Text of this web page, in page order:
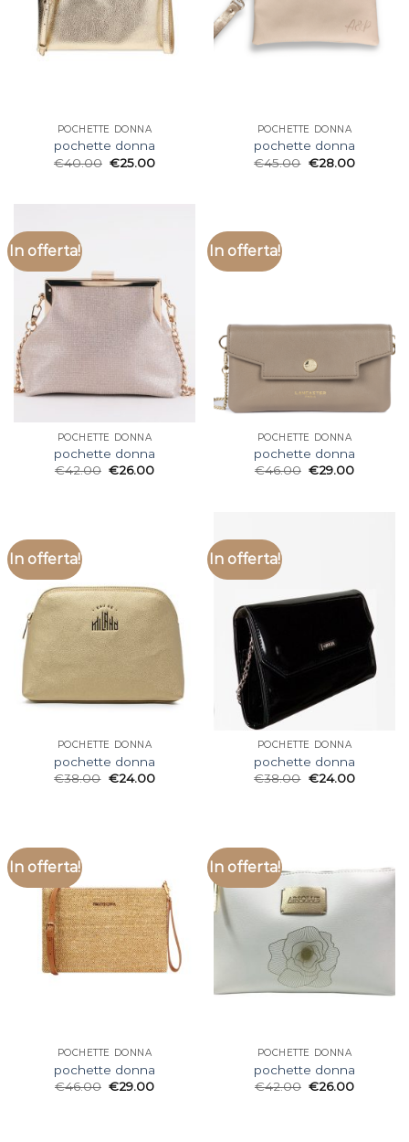
POCHETTE DONNA
pochette donna
€40.00 €25.00
POCHETTE DONNA
pochette donna
€45.00 €28.00
In offerta!
POCHETTE DONNA
pochette donna
€42.00 €26.00
In offerta!
POCHETTE DONNA
pochette donna
€46.00 €29.00
In offerta!
POCHETTE DONNA
pochette donna
€38.00 €24.00
In offerta!
POCHETTE DONNA
pochette donna
€38.00 €24.00
In offerta!
POCHETTE DONNA
pochette donna
€46.00 €29.00
In offerta!
POCHETTE DONNA
pochette donna
€42.00 €26.00